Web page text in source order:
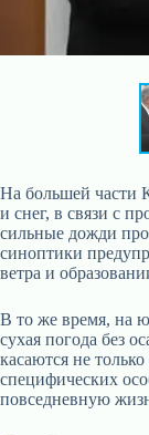
На большей части
и снег, в связи с
сильные дожди
синоптики
ветра и
В то же время, на
сухая погода без
касаются не
специфических
повседневную